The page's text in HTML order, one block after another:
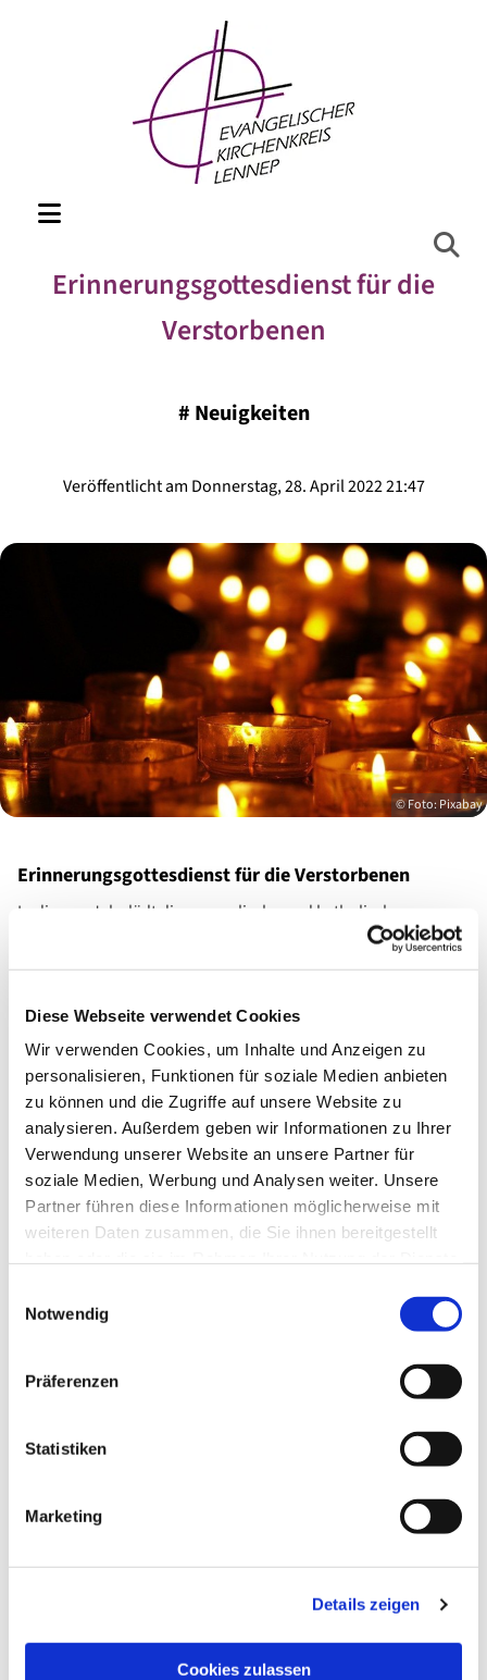
Diese Webseite verwendet Cookies
Wir verwenden Cookies, um Inhalte und Anzeigen zu
personalisieren, Funktionen für soziale Medien anbieten
zu können und die Zugriffe auf unsere Website zu
analysieren. Außerdem geben wir Informationen zu Ihrer
Verwendung unserer Website an unsere Partner für
soziale Medien, Werbung und Analysen weiter. Unsere
Partner führen diese Informationen möglicherweise mit
weiteren Daten zusammen, die Sie ihnen bereitgestellt
Notwendig
Präferenzen
Statistiken
Marketing
Details zeigen
Cookies zulassen
Erinnerungsgottesdienst für die
Verstorbenen
# Neuigkeiten
Veröffentlicht am Donnerstag, 28. April 2022 21:47
© Foto: Pixabay
Erinnerungsgottesdienst für die Verstorbenen
In diesem Jahr lädt die evangelische und katholische
ErinnerungsgottesdienstamFreitag, dem6. Mai 2022, um17
die in den vergangenen beiden Jahren im Sana Klinikum
Remscheid verstorben sind.
Selbstverständlich sind auch diejenigen herzlich willkommen,
die vor längerer Zeit einen Menschen verloren haben und
betrauern.
Im Anschluss an den Gottesdienst ist noch Zeit zur Begegnung
Bitte informieren Sie sich kurzfristig über die am 6. Mai in der
Christuskirche gültigen
Termin:6. Mai 2022, 17 Uhr
Remscheid
Kontakt : Evangelische und katholische Klinikseelsorge im
Sana Klinikum Remscheid, Burger Straße 211
42859 Remscheid
klinikseelsorge-remscheid@sana.de